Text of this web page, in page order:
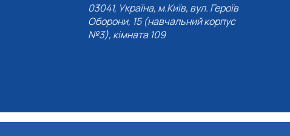
03041, Україна, м.Київ, вул. Героїв
Оборони, 15 (навчальний корпус
№3), кімната 109